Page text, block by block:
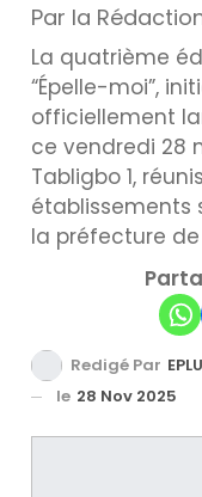
Par la
La quatrième
“Épelle-moi”,
officiellement
ce vendredi 28
Tabligbo 1,
établissements
la préfecture de
Redigé Par EPLUS
le 28 Nov 2025